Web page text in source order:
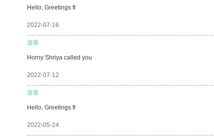
Hello, Greetings fr
2022-07-16
游客
Horny Shriya called you
2022-07-12
游客
Hello, Greetings fr
2022-05-24